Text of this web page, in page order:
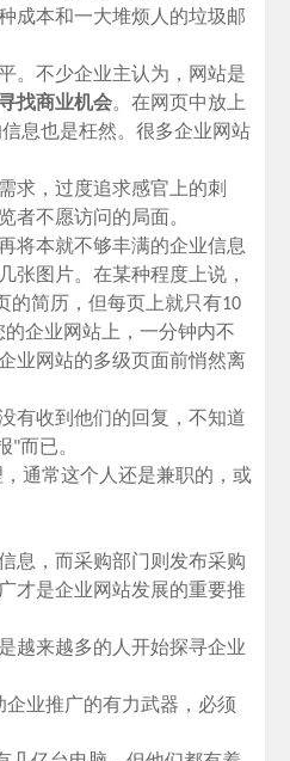
成本和一大堆烦人的垃圾邮
。不少企业主认为，网站是
找商业机会。在网页中放上
息也是枉然。很多企业网站
求，过度追求感官上的刺
者不愿访问的局面。
将本就不够丰满的企业信息
张图片。在某种程度上说，
的简历，但每页上就只有10
企业网站上，一分钟内不
业网站的多级页面前悄然离
有收到他们的回复，不知道
"而已。
通常这个人还是兼职的，或
息，而采购部门则发布采购
才是企业网站发展的重要推
越来越多的人开始探寻企业
业推广的有力武器，必须